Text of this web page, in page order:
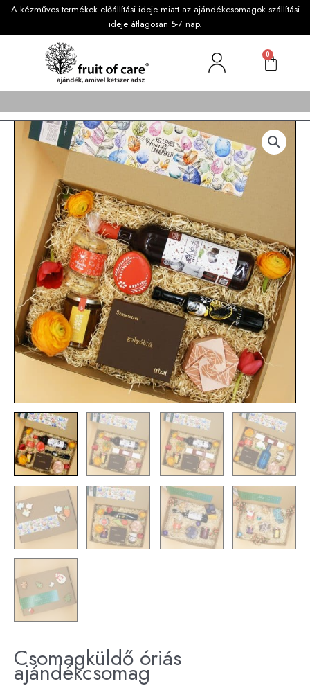
A kézműves termékek előállítási ideje miatt az ajándékcsomagok szállítási
ideje átlagosan 5-7 nap.
0
Csomagküldő óriás
ajándékcsomag